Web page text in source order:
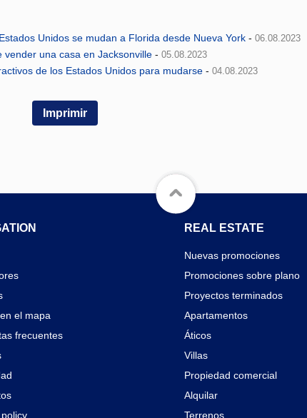
Unidos se mudan a Florida desde Nueva York - 06.08.2023
una casa en Jacksonville - 05.08.2023
de los Estados Unidos para mudarse - 04.08.2023
Imprimir
el mapa
frecuentes
REAL ESTATE
Nuevas promociones
Promociones sobre plano
Proyectos terminados
Apartamentos
Áticos
Villas
Propiedad comercial
Alquilar
Terrenos